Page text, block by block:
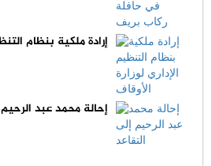
إرادة ملكية بنظام
إحالة محمد عبد